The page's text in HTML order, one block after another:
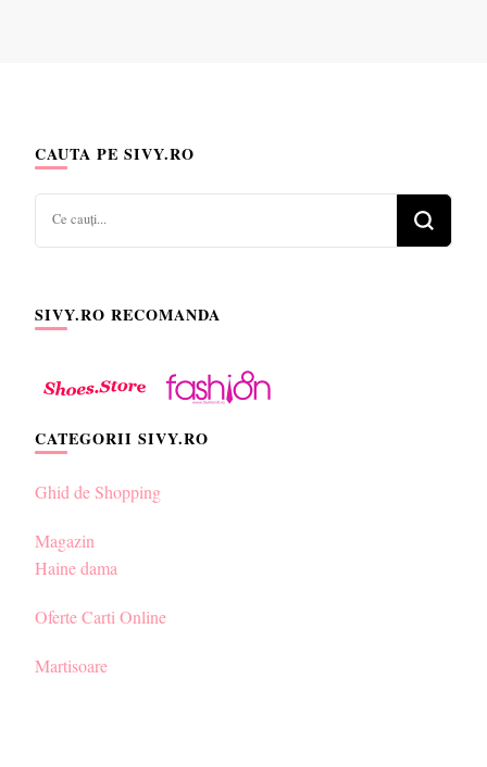
CAUTA PE SIVY.RO
SIVY.RO RECOMANDA
CATEGORII SIVY.RO
Ghid de Shopping
Magazin
Haine dama
Oferte Carti Online
Martisoare